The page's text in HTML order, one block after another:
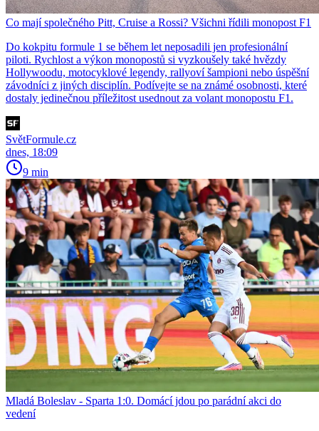
Co mají společného Pitt, Cruise a Rossi? Všichni řídili monopost F1
Do kokpitu formule 1 se během let neposadili jen profesionální
piloti. Rychlost a výkon monopostů si vyzkoušely také hvězdy
Hollywoodu, motocyklové legendy, rallyoví šampioni nebo úspěšní
závodníci z jiných disciplín. Podívejte se na známé osobnosti, které
dostaly jedinečnou příležitost usednout za volant monopostu F1.
SvětFormule.cz
dnes, 18:09
9 min
Mladá Boleslav - Sparta 1:0. Domácí jdou po parádní akci do
vedení